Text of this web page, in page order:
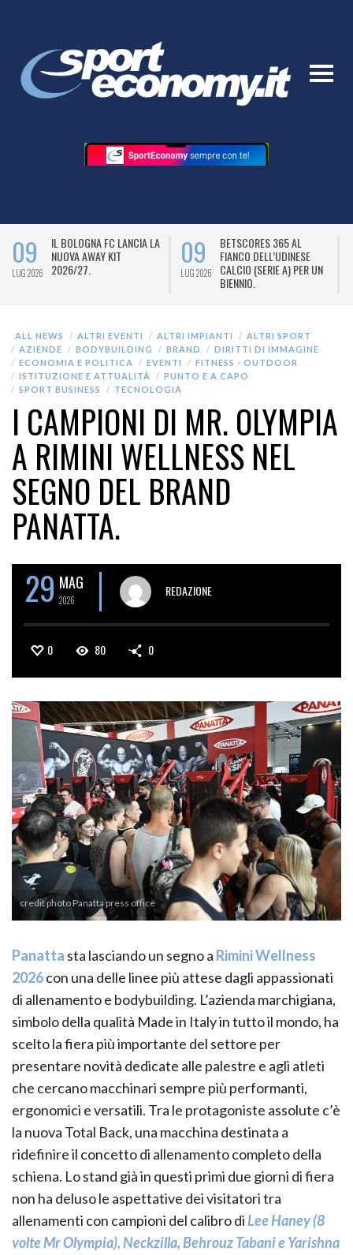
09
LUG 2026
IL BOLOGNA FC LANCIA LA
NUOVA AWAY KIT
2026/27.
09
LUG 2026
BETSCORES 365 AL
FIANCO DELL’UDINESE
CALCIO (SERIE A) PER UN
BIENNIO.
ALL NEWS ALTRI EVENTI ALTRI IMPIANTI
ALTRI SPORT
AZIENDE
BODYBUILDING BRAND
DIRITTI DI IMMAGINE
ECONOMIA E POLITICA
EVENTI
FITNESS - OUTDOOR
ISTITUZIONE E ATTUALITÀ
PUNTO E A CAPO
SPORT BUSINESS
TECNOLOGIA
I CAMPIONI DI MR. OLYMPIA
A RIMINI WELLNESS NEL
SEGNO DEL BRAND
PANATTA.
29 MAG
2026
REDAZIONE
0 80 0
credit photo Panatta press office
Panatta sta lasciando un segno a Rimini Wellness
2026con una delle linee più attese dagli appassionati
di allenamento e bodybuilding. L’azienda marchigiana,
simbolo della qualità Made in Italy in tutto il mondo, ha
scelto la fiera più importante del settore per
presentare novità dedicate alle palestre e agli atleti
che cercano macchinari sempre più performanti,
ergonomici e versatili. Tra le protagoniste assolute c’è
la nuova Total Back, una macchina destinata a
ridefinire il concetto di allenamento completo della
schiena. Lo stand già in questi primi due giorni di fiera
non ha deluso le aspettative dei visitatori tra
allenamenti con campioni del calibro diLee Haney (8
volte Mr Olympia), Neckzilla, Behrouz Tabani e Yarishna